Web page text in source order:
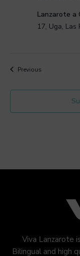
Lanzarote a
17, Uga, Las
PreviousEvents
Viva Lanzarote
Bilingual and high